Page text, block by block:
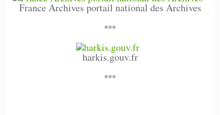
France Archives portail national des Archives
***
harkis.gouv.fr
***